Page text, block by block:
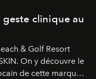
geste clinique au
& Golf Resort
On y découvre le
de cette marque